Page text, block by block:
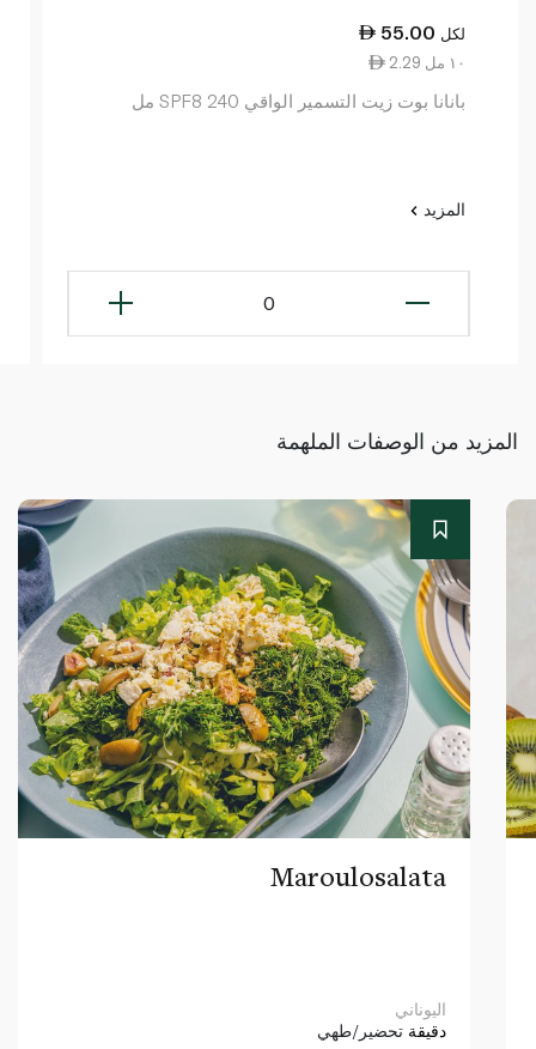
55.00 لكل
2.29 ١٠ مل
بانانا بوت زيت التسمير الواقي SPF8 240 مل
المزيد
0
المزيد من الوصفات الملهمة
Maroulosalata
اليوناني
دقيقة تحضير/طهي